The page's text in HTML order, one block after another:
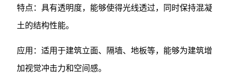
特点：具有透明度，能够使得光线透过，同时保持混凝
土的结构性能。
应用：适用于建筑立面、隔墙、地板等，能够为建筑增
加视觉冲击力和空间感。